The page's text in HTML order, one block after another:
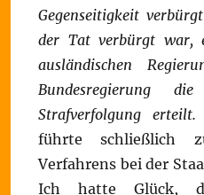
Gegenseitigkeit
der Tat verbürgt war,
ausländischen
Bundesregierung
Strafverfolgung erteilt.
führte schließlich
Verfahrens bei der
Ich hatte Glück,